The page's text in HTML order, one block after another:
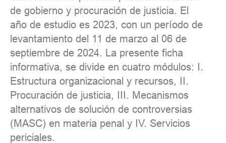
de gobierno y procuración de justicia. El
año de estudio es 2023, con un período de
levantamiento del 11 de marzo al 06 de
septiembre de 2024. La presente ficha
informativa, se divide en cuatro módulos: I.
Estructura organizacional y recursos, II.
Procuración de justicia, III. Mecanismos
alternativos de solución de controversias
(MASC) en materia penal y IV. Servicios
periciales.